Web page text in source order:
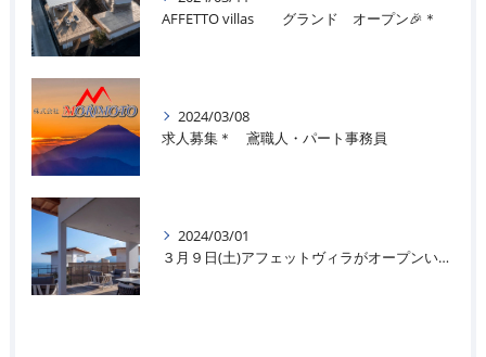
AFFETTO villas グランド オープン🎉＊
2024/03/08
求人募集＊ 鳶職人・パート事務員
2024/03/01
３月９日(土)アフェットヴィラがオープンいたします＊🌊